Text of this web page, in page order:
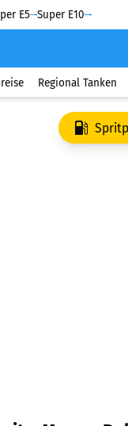
E5 Super E10
Regional Tanken